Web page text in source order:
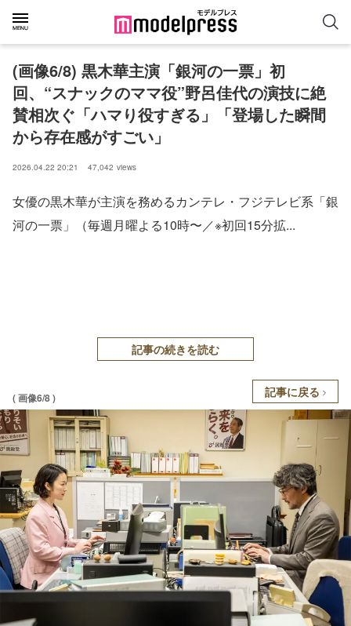
(画像6/8) 黒木華主演「銀河の一票」初
回、“スナックのママ役”野呂佳代の演技に絶
賛相次ぐ「ハマり役すぎる」「登場した瞬間
から存在感がすごい」
2026.04.22 20:21 47,042 views
女優の黒木華が主演を務めるカンテレ・フジテレビ系「銀
河の一票」（毎週月曜よる10時〜／※初回15分拡...
記事の続きを読む
( 画像6/8 ) 記事に戻る